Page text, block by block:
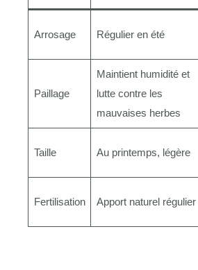
Arrosage Régulier en été
Paillage
Maintient humidité et
lutte contre les
mauvaises herbes
Taille Au printemps, légère
Fertilisation Apport naturel régulier